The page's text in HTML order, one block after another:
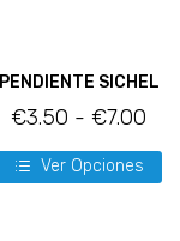
PENDIENTE SICHEL
€3.50 - €7.00
Ver Opciones